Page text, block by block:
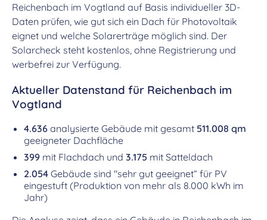
Reichenbach im Vogtland auf Basis individueller 3D-
Daten prüfen, wie gut sich ein Dach für Photovoltaik
eignet und welche Solarerträge möglich sind. Der
Solarcheck steht kostenlos, ohne Registrierung und
werbefrei zur Verfügung.
Aktueller Datenstand für Reichenbach im
Vogtland
4.636 analysierte Gebäude mit gesamt 511.008 qm
geeigneter Dachfläche
399 mit Flachdach und 3.175 mit Satteldach
2.054 Gebäude sind "sehr gut geeignet“ für PV
eingestuft (Produktion von mehr als 8.000 kWh im
Jahr)